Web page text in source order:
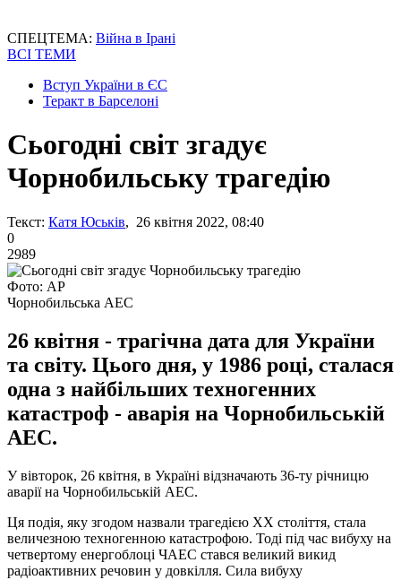
СПЕЦТЕМА: Війна в Ірані
ВСІ ТЕМИ
Вступ України в ЄС
Теракт в Барселоні
Сьогодні світ згадує
Чорнобильську трагедію
Текст: Катя Юськів, 26 квітня 2022, 08:40
0
2989
Фото: АР
Чорнобильська АЕС
26 квітня - трагічна дата для України
та світу. Цього дня, у 1986 році, сталася
одна з найбільших техногенних
катастроф - аварія на Чорнобильській
АЕС.
У вівторок, 26 квітня, в Україні відзначають 36-ту річницю
аварії на Чорнобильській АЕС.
Ця подія, яку згодом назвали трагедією ХХ ​​століття, стала
величезною техногенною катастрофою. Тоді під час вибуху на
четвертому енергоблоці ЧАЕС стався великий викид
радіоактивних речовин у довкілля. Сила вибуху